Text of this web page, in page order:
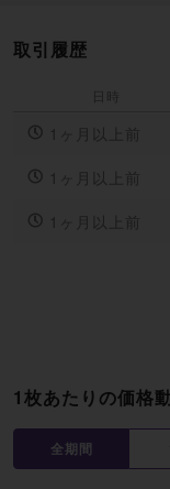
1枚あたりの価格
全期間
取引履歴
日時
1ヶ月以上前
1ヶ月以上前
1ヶ月以上前